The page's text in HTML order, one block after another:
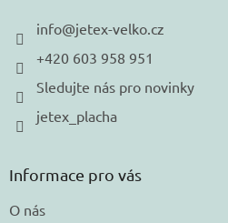
info@jetex-velko.cz
+420 603 958 951
Sledujte nás pro novinky
jetex_placha
Informace pro vás
O nás